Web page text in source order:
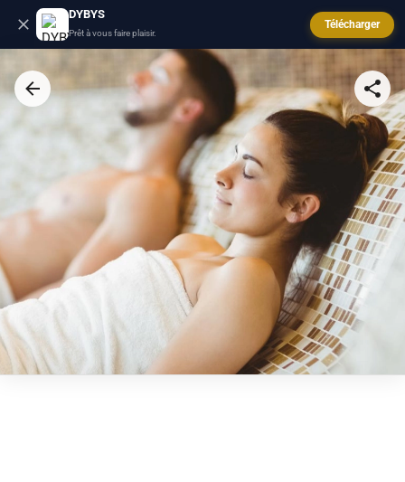
DYBYS
Prêt à vous faire plaisir.
Télécharger